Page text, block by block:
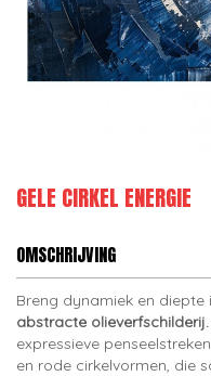
GELE CIRKEL ENERGIE
OMSCHRIJVING
Breng dynamiek en
abstracte olieverfschilderij.
expressieve
en rode cirkelvormen, die